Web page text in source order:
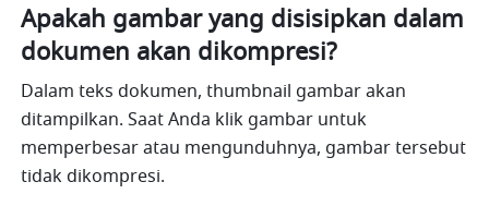
Apakah gambar yang disisipkan dalam
dokumen akan dikompresi?
Dalam teks dokumen, thumbnail gambar akan
ditampilkan. Saat Anda klik gambar untuk
memperbesar atau mengunduhnya, gambar tersebut
tidak dikompresi.